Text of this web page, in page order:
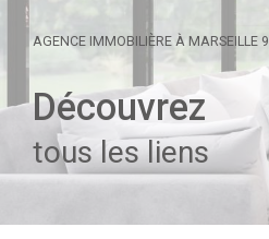
AGENCE IMMOBILIÈRE À MARSEILLE 9
Découvrez
tous les liens